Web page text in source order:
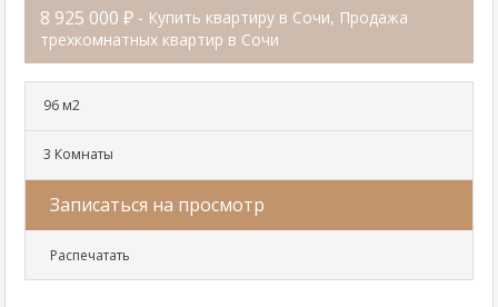
8 925 000 ₽ - Купить квартиру в Сочи, Продажа
трехкомнатных квартир в Сочи
96 м2
3 Комнаты
Записаться на просмотр
Распечатать